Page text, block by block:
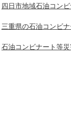
四日市地域石油コン
三重県の石油コンビナ
石油コンビナート等